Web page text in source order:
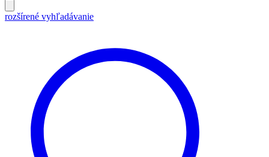
rozšírené vyhľadávanie